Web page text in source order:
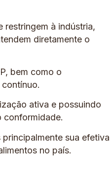
restringem à indústria,
diretamente o
bem como o
ativa e possuindo
conformidade.
sua efetiva
no país.